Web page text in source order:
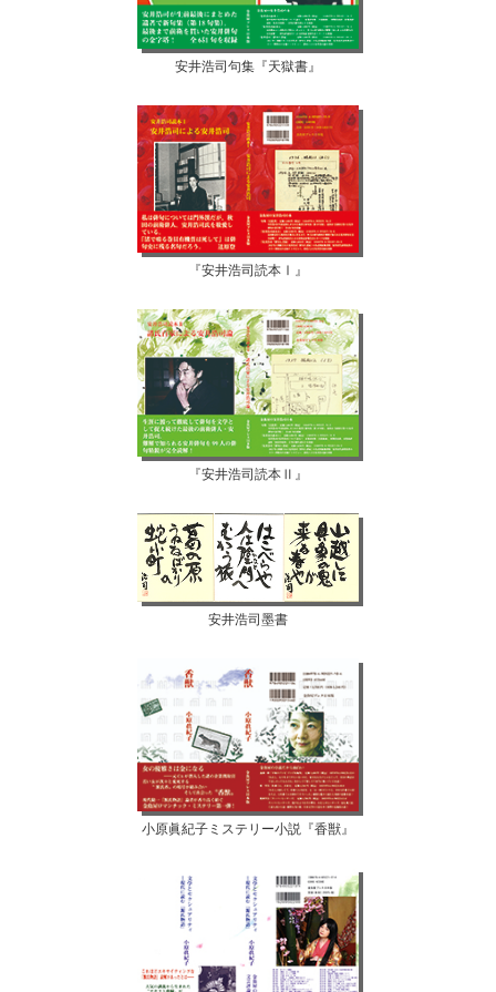
安井浩司句集『天獄書』
『安井浩司読本Ⅰ』
『安井浩司読本Ⅱ』
安井浩司墨書
小原眞紀子ミステリー小説『香獣』